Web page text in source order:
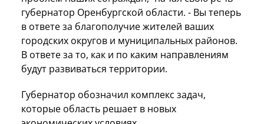
губернатор Оренбургской области. - Вы теперь
в ответе за благополучие жителей ваших
городских округов и муниципальных районов.
В ответе за то, как и по каким направлениям
будут развиваться территории.
Губернатор обозначил комплекс задач,
которые область решает в новых